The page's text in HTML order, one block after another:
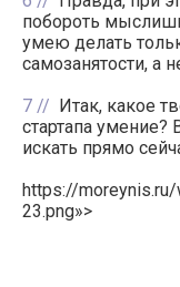
побороть
умею делать
самозанятости, а
7
Итак, какое
стартапа умение?
искать прямо
https://
23.png»>